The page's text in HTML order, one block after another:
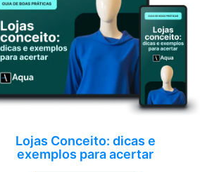
Lojas Conceito: dicas e
exemplos para acertar